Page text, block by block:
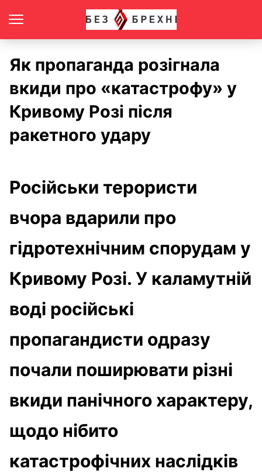
Як пропаганда розігнала
вкиди про «катастрофу» у
Кривому Розі після
ракетного удару
Російськи терористи
вчора вдарили про
гідротехнічним спорудам у
Кривому Розі. У каламутній
воді російські
пропагандисти одразу
почали поширювати різні
вкиди панічного характеру,
щодо нібито
катастрофічних наслідків